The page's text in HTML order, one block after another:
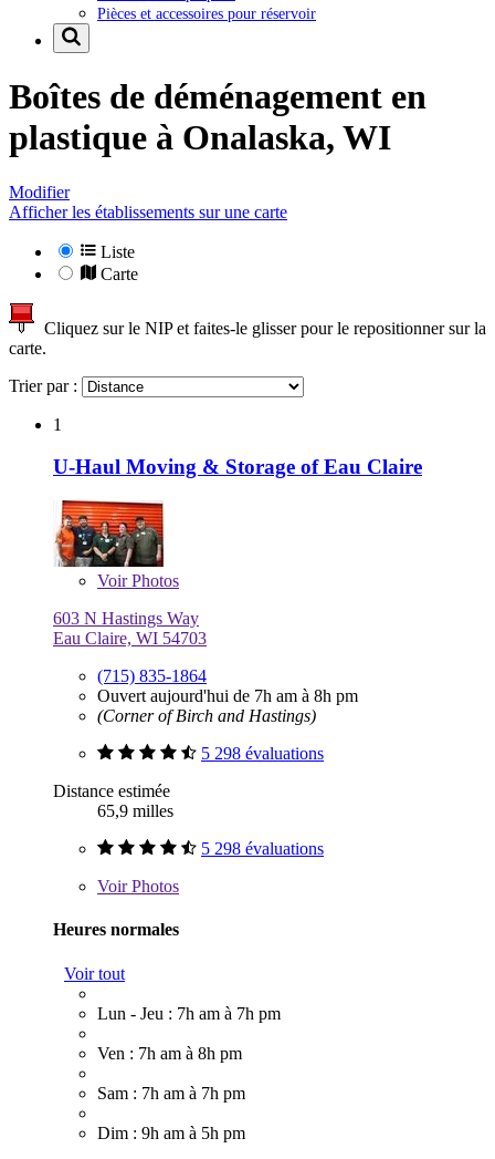
Pièces et accessoires pour réservoir
Boîtes de déménagement en
plastique à Onalaska, WI
Modifier
Afficher les établissements sur une carte
Liste
Carte
Cliquez sur le NIP et faites-le glisser pour le repositionner sur la
carte.
Trier par :
1
U-Haul Moving & Storage of Eau Claire
VoirPhotos
603 N Hastings Way
Eau Claire, WI 54703
(715) 835-1864
Ouvert aujourd'hui de 7h am à 8h pm
(Corner of Birch and Hastings)
5 298 évaluations
Distance estimée
65,9 milles
5 298 évaluations
VoirPhotos
Heures normales
Voir tout
Lun - Jeu : 7h am à 7h pm
Ven : 7h am à 8h pm
Sam : 7h am à 7h pm
Dim : 9h am à 5h pm